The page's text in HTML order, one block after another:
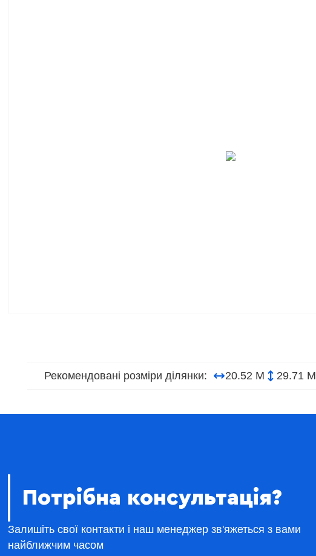
Рекомендовані розміри ділянки: 20.52 М 29.71 М
Потрібна консультація?
Залишіть свої контакти і наш менеджер зв'яжеться з вами
найближчим часом